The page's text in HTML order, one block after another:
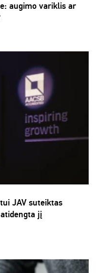
augimo variklis ar
JAV suteiktas
jį